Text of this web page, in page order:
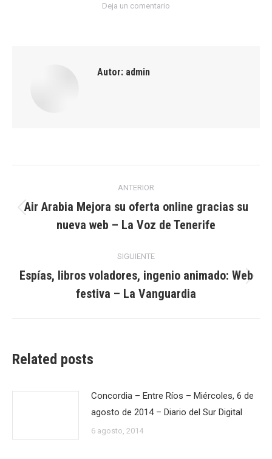
Deja un comentario
Autor: admin
entre
publicaciones
ANTERIOR
Publicación
anterior:
Air Arabia Mejora su oferta online gracias su
nueva web – La Voz de Tenerife
SIGUIENTE
Publicación
siguiente:
Espías, libros voladores, ingenio animado: Web
festiva – La Vanguardia
Related posts
Concordia – Entre Ríos – Miércoles, 6 de
agosto de 2014 – Diario del Sur Digital
6 agosto, 2014